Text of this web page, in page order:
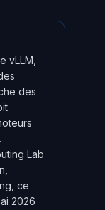
vLLM,
des
Lab
ce
2026